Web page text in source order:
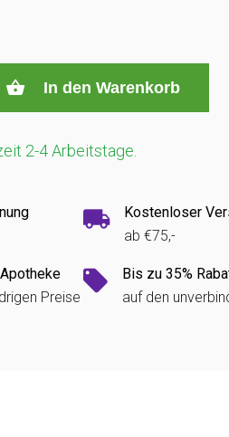
In den Warenkorb
2-4 Arbeitstage.
Kostenloser
ab €75,-
Preise
Bis zu 35%
auf den